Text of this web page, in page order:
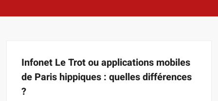
Infonet Le Trot ou applications mobiles
de Paris hippiques : quelles différences
?